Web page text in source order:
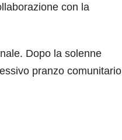
con la
Dopo la solenne
pranzo comunitario